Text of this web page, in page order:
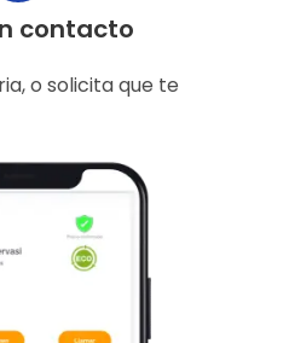
contacto
o solicita que te